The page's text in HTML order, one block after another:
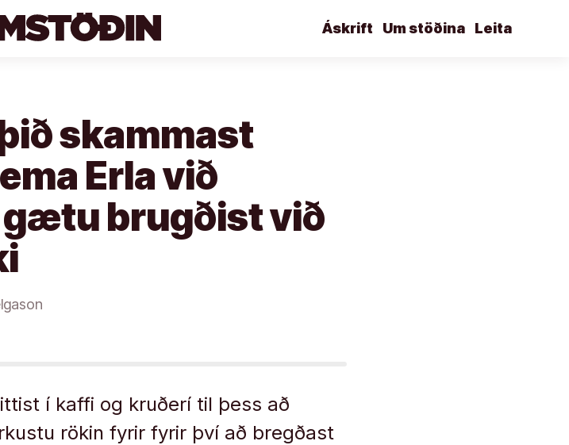
Leita
Um stöðina
Áskrift
skammast
Erla við
gætu brugðist við
í kaffi og kruðerí til þess að
rökin fyrir fyrir því að bregðast